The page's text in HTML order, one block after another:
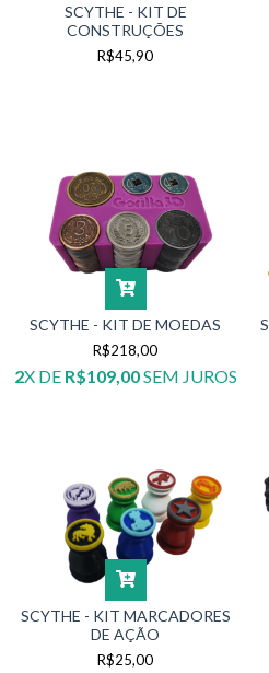
SCYTHE - KIT DE
CONSTRUÇÕES
R$45,90
SCYTHE - KIT DE MOEDAS
R$218,00
2X DE R$109,00SEM JUROS
SCYTHE - KIT MARCADORES
DE AÇÃO
R$25,00